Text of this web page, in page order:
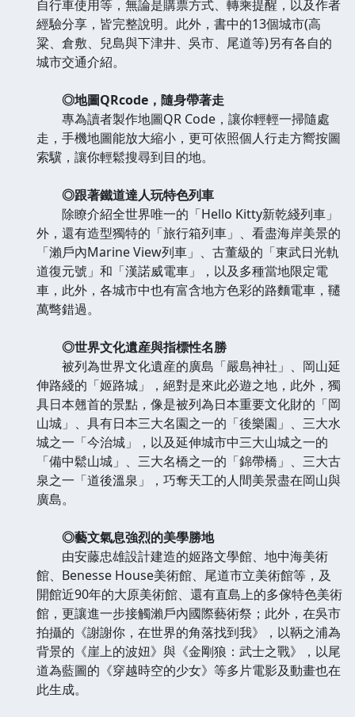
自行車使用等，無論是購票方式、轉乘提醒，以及作者
經驗分享，皆完整說明。此外，書中的13個城市(高
粱、倉敷、兒島與下津井、吳市、尾道等)另有各自的
城市交通介紹。
◎地圖QRcode，隨身帶著走
專為讀者製作地圖QR Code，讓你輕輕一掃隨處
走，手機地圖能放大縮小，更可依照個人行走方嚮按圖
索驥，讓你輕鬆搜尋到目的地。
◎跟著鐵道達人玩特色列車
除瞭介紹全世界唯一的「Hello Kitty新乾綫列車」
外，還有造型獨特的「旅行箱列車」、看盡海岸美景的
「瀨戶內Marine View列車」、古董級的「東武日光軌
道復元號」和「漢諾威電車」，以及多種當地限定電
車，此外，各城市中也有富含地方色彩的路麵電車，韆
萬彆錯過。
◎世界文化遺産與指標性名勝
被列為世界文化遺産的廣島「嚴島神社」、岡山延
伸路綫的「姬路城」，絕對是來此必遊之地，此外，獨
具日本翹首的景點，像是被列為日本重要文化財的「岡
山城」、具有日本三大名園之一的「後樂園」、三大水
城之一「今治城」，以及延伸城市中三大山城之一的
「備中鬆山城」、三大名橋之一的「錦帶橋」、三大古
泉之一「道後溫泉」，巧奪天工的人間美景盡在岡山與
廣島。
◎藝文氣息強烈的美學勝地
由安藤忠雄設計建造的姬路文學館、地中海美術
館、Benesse House美術館、尾道市立美術館等，及
開館近90年的大原美術館、還有直島上的多傢特色美術
館，更讓進一步接觸瀨戶內國際藝術祭；此外，在吳市
拍攝的《謝謝你，在世界的角落找到我》，以鞆之浦為
背景的《崖上的波妞》與《金剛狼：武士之戰》，以尾
道為藍圖的《穿越時空的少女》等多片電影及動畫也在
此生成。